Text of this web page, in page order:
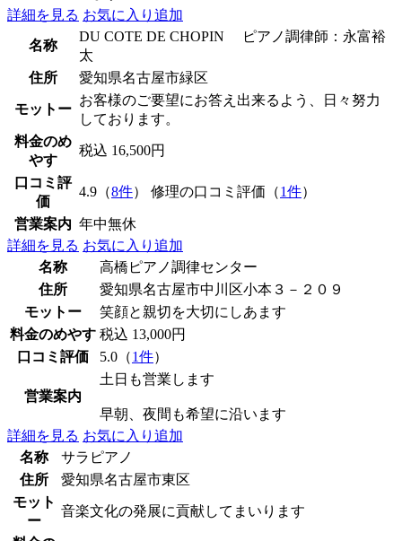
詳細を見る お気に入り追加
名称
DU COTE DE CHOPIN ピアノ調律師：永富裕
太
住所
愛知県名古屋市緑区
モットー
お客様のご要望にお答え出来るよう、日々努力
しております。
料金のめ
やす
税込 16,500円
口コミ評
価
4.9（8件） 修理の口コミ評価（1件）
営業案内 年中無休
詳細を見る お気に入り追加
名称
高橋ピアノ調律センター
住所
愛知県名古屋市中川区小本３－２０９
モットー
笑顔と親切を大切にしあます
料金のめやす 税込 13,000円
口コミ評価
5.0（1件）
営業案内
土日も営業します
早朝、夜間も希望に沿います
詳細を見る お気に入り追加
名称
サラピアノ
住所
愛知県名古屋市東区
モット
ー
音楽文化の発展に貢献してまいります